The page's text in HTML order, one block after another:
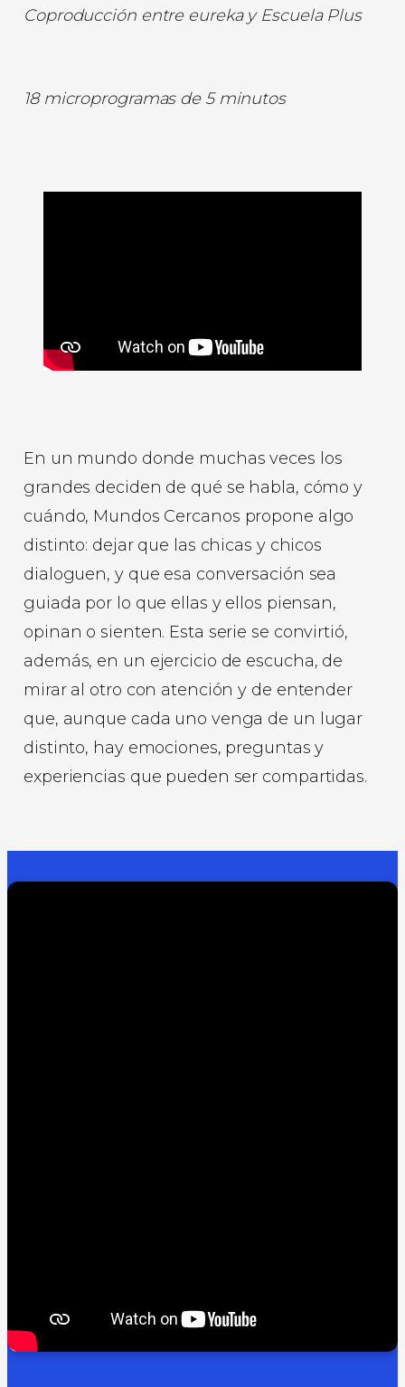
Coproducción entre eureka y Escuela Plus
18 microprogramas de 5 minutos
En un mundo donde muchas veces los
grandes deciden de qué se habla, cómo y
cuándo, Mundos Cercanos propone algo
distinto: dejar que las chicas y chicos
dialoguen, y que esa conversación sea
guiada por lo que ellas y ellos piensan,
opinan o sienten. Esta serie se convirtió,
además, en un ejercicio de escucha, de
mirar al otro con atención y de entender
que, aunque cada uno venga de un lugar
distinto, hay emociones, preguntas y
experiencias que pueden ser compartidas.